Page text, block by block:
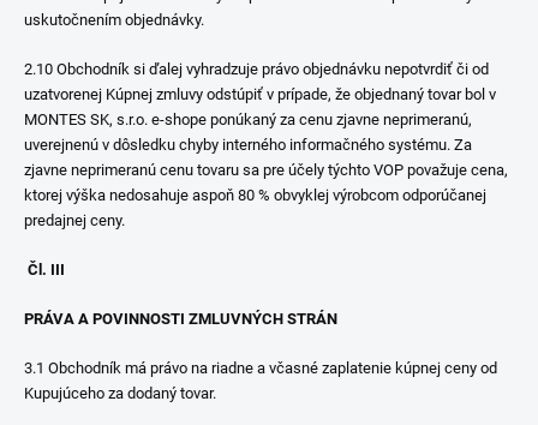
uskutočnením objednávky.
2.10 Obchodník si ďalej vyhradzuje právo objednávku nepotvrdiť či od
uzatvorenej Kúpnej zmluvy odstúpiť v prípade, že objednaný tovar bol v
MONTES SK, s.r.o. e-shope ponúkaný za cenu zjavne neprimeranú,
uverejnenú v dôsledku chyby interného informačného systému. Za
zjavne neprimeranú cenu tovaru sa pre účely týchto VOP považuje cena,
ktorej výška nedosahuje aspoň 80 % obvyklej výrobcom odporúčanej
predajnej ceny.
Čl. III
PRÁVA A POVINNOSTI ZMLUVNÝCH STRÁN
3.1 Obchodník má právo na riadne a včasné zaplatenie kúpnej ceny od
Kupujúceho za dodaný tovar.